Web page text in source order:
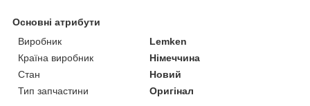
Основні атрибути
Виробник
Lemken
Країна виробник
Німеччина
Стан
Новий
Тип запчастини
Оригінал